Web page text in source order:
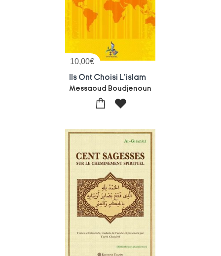
10,00€
Ils Ont Choisi L'islam
Messaoud Boudjenoun